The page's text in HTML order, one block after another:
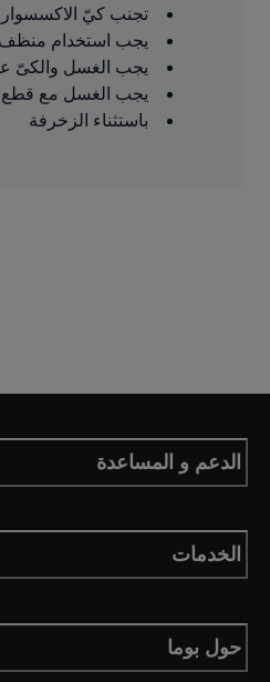
تجنب كيّ
يجب استخدام
يجب الغسل والكىّ
يجب الغسل مع قطع
باستثناء الزخرفة
الدعم و المساعدة
الخدمات
حول بوما